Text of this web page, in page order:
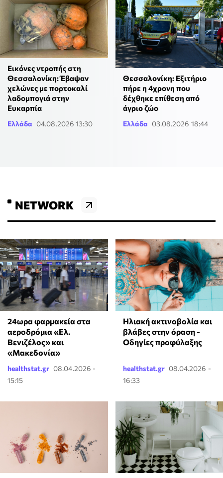
Εικόνες ντροπής στη
Θεσσαλονίκη: Έβαψαν
χελώνες με πορτοκαλί
λαδομπογιά στην
Ευκαρπία
Ελλάδα 04.08.2026 13:30
Θεσσαλονίκη: Εξιτήριο
πήρε η 4χρονη που
δέχθηκε επίθεση από
άγριο ζώο
Ελλάδα 03.08.2026 18:44
NETWORK
24ωρα φαρμακεία στα
αεροδρόμια «Ελ.
Βενιζέλος» και
«Μακεδονία»
healthstat.gr 08.04.2026 -
15:15
Ηλιακή ακτινοβολία και
βλάβες στην όραση -
Οδηγίες προφύλαξης
healthstat.gr 08.04.2026 -
16:33